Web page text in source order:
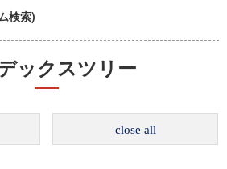
検索)
ックスツリー
close all